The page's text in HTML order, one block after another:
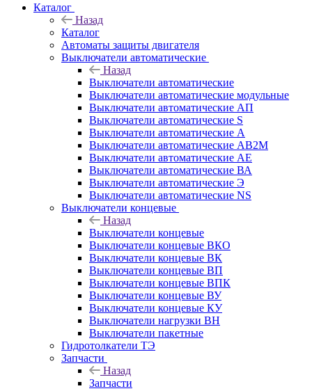
Каталог
Назад
Каталог
Автоматы защиты двигателя
Выключатели автоматические
Назад
Выключатели автоматические
Выключатели автоматические модульные
Выключатели автоматические АП
Выключатели автоматические S
Выключатели автоматические А
Выключатели автоматические АВ2М
Выключатели автоматические АЕ
Выключатели автоматические ВА
Выключатели автоматические Э
Выключатели автоматические NS
Выключатели концевые
Назад
Выключатели концевые
Выключатели концевые ВКО
Выключатели концевые ВК
Выключатели концевые ВП
Выключатели концевые ВПК
Выключатели концевые ВУ
Выключатели концевые КУ
Выключатели нагрузки ВН
Выключатели пакетные
Гидротолкатели ТЭ
Запчасти
Назад
Запчасти